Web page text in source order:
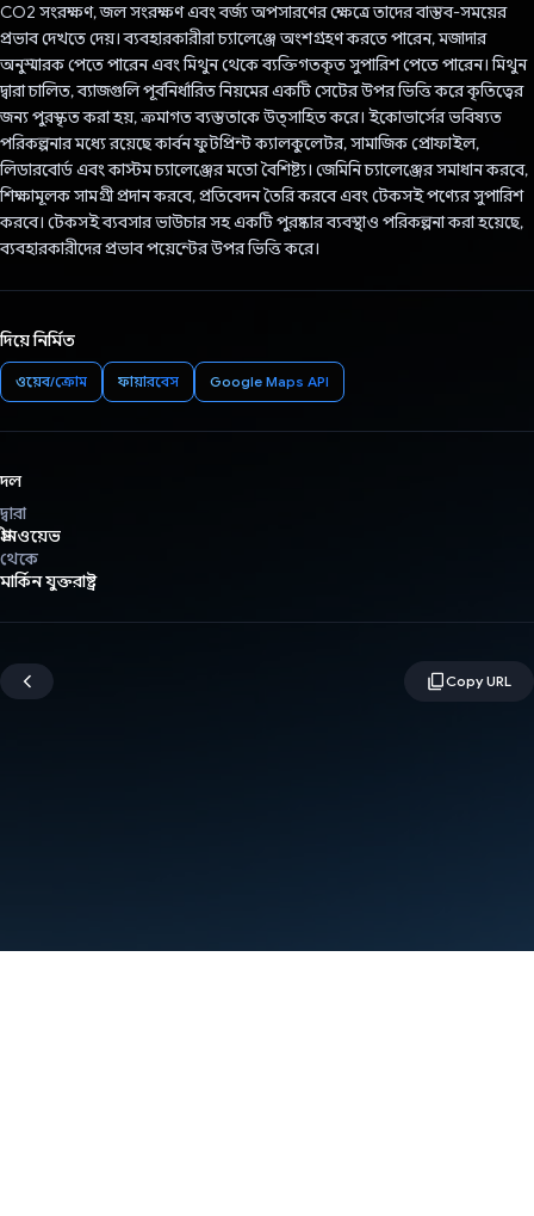
CO2 সংরক্ষণ, জল সংরক্ষণ এবং বর্জ্য অপসারণের ক্ষেত্রে তাদের বাস্তব-সময়ের
প্রভাব দেখতে দেয়। ব্যবহারকারীরা চ্যালেঞ্জে অংশগ্রহণ করতে পারেন, মজাদার
অনুস্মারক পেতে পারেন এবং মিথুন থেকে ব্যক্তিগতকৃত সুপারিশ পেতে পারেন। মিথুন
দ্বারা চালিত, ব্যাজগুলি পূর্বনির্ধারিত নিয়মের একটি সেটের উপর ভিত্তি করে কৃতিত্বের
জন্য পুরস্কৃত করা হয়, ক্রমাগত ব্যস্ততাকে উত্সাহিত করে। ইকোভার্সের ভবিষ্যত
পরিকল্পনার মধ্যে রয়েছে কার্বন ফুটপ্রিন্ট ক্যালকুলেটর, সামাজিক প্রোফাইল,
লিডারবোর্ড এবং কাস্টম চ্যালেঞ্জের মতো বৈশিষ্ট্য। জেমিনি চ্যালেঞ্জের সমাধান করবে,
শিক্ষামূলক সামগ্রী প্রদান করবে, প্রতিবেদন তৈরি করবে এবং টেকসই পণ্যের সুপারিশ
করবে। টেকসই ব্যবসার ভাউচার সহ একটি পুরষ্কার ব্যবস্থাও পরিকল্পনা করা হয়েছে,
ব্যবহারকারীদের প্রভাব পয়েন্টের উপর ভিত্তি করে।
দিয়ে নির্মিত
ওয়েব/ক্রোম ফায়ারবেস Google Maps API
দল
দ্বারা
গ্রীনওয়েভ
থেকে
মার্কিন যুক্তরাষ্ট্র